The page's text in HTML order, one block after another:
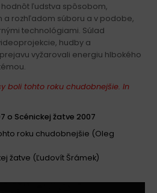
ľudstva spôsobom,
a rozhľadom súboru a v podobe,
technológiami. Súlad
hudby a
vyžarovali energiu hlbokého
boli tohto roku chudobnejšie. In
o Scénickej žatve 2007
roku chudobnejšie (Oleg
žatve (Ľudovít Šrámek)